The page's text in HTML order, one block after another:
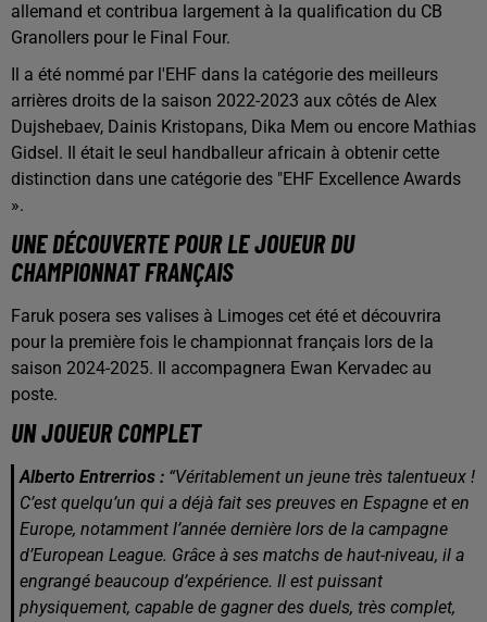
allemand et contribua largement à la qualification du CB
Granollers pour le Final Four.
Il a été nommé par l'EHF dans la catégorie des meilleurs
arrières droits de la saison 2022-2023 aux côtés de Alex
Dujshebaev, Dainis Kristopans, Dika Mem ou encore Mathias
Gidsel. Il était le seul handballeur africain à obtenir cette
distinction dans une catégorie des "EHF Excellence Awards
».
UNE DÉCOUVERTE POUR LE JOUEUR DU
CHAMPIONNAT FRANÇAIS
Faruk posera ses valises à Limoges cet été et découvrira
pour la première fois le championnat français lors de la
saison 2024-2025. Il accompagnera Ewan Kervadec au
poste.
UN JOUEUR COMPLET
Alberto Entrerrios : “Véritablement un jeune très talentueux !
C’est quelqu’un qui a déjà fait ses preuves en Espagne et en
Europe, notamment l’année dernière lors de la campagne
d’European League. Grâce à ses matchs de haut-niveau, il a
engrangé beaucoup d’expérience. Il est puissant
physiquement, capable de gagner des duels, très complet,